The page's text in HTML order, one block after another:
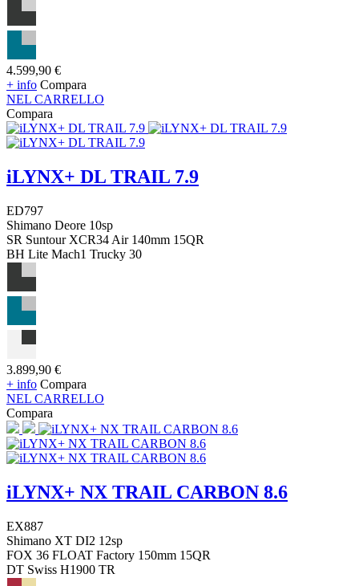
4.599,90 €
+ info Compara
NEL CARRELLO
Compara
iLYNX+ DL TRAIL 7.9
ED797
Shimano Deore 10sp
SR Suntour XCR34 Air 140mm 15QR
BH Lite Mach1 Trucky 30
3.899,90 €
+ info Compara
NEL CARRELLO
Compara
iLYNX+ NX TRAIL CARBON 8.6
EX887
Shimano XT DI2 12sp
FOX 36 FLOAT Factory 150mm 15QR
DT Swiss H1900 TR